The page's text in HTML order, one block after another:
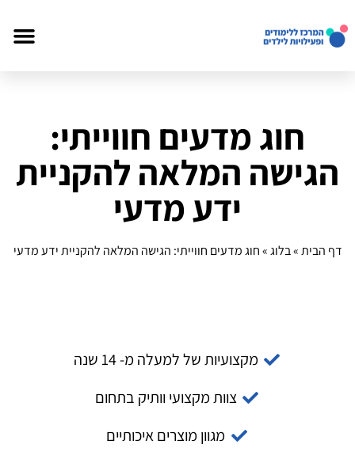
חוג מדעים חווייתי:
הגישה המלאה להקניית
ידע מדעי
דף הבית»בלוג»חוג מדעים חווייתי: הגישה המלאה להקניית ידע מדעי
מקצועיות של למעלה מ- 14 שנה
צוות מקצועי וותיק בתחום
מגוון מוצרים איכותיים